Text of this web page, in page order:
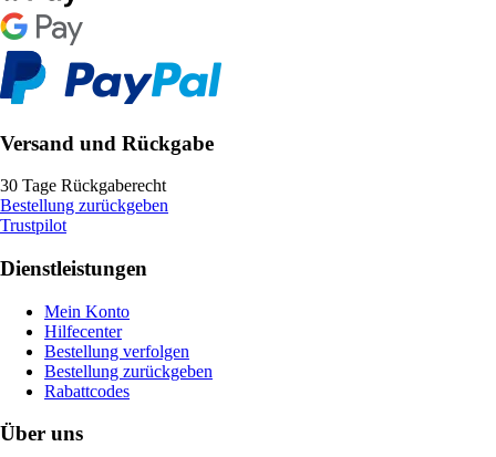
Versand und Rückgabe
30 Tage Rückgaberecht
Bestellung zurückgeben
Trustpilot
Dienstleistungen
Mein Konto
Hilfecenter
Bestellung verfolgen
Bestellung zurückgeben
Rabattcodes
Über uns